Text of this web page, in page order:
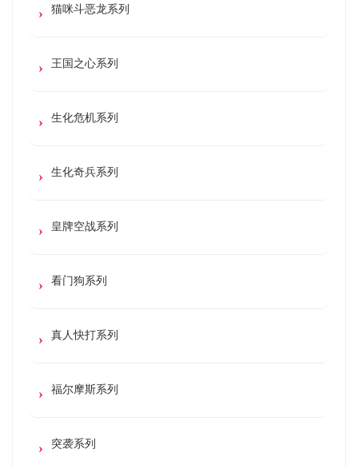
猫咪斗恶龙系列
王国之心系列
生化危机系列
生化奇兵系列
皇牌空战系列
看门狗系列
真人快打系列
福尔摩斯系列
突袭系列